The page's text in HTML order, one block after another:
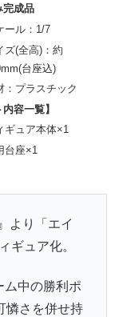
完成品
ール：1/7
ズ(全高)：約
台座込)
：プラスチック
内容一覧】
ギュア本体×1
台座×1
より「エイ
ギュア化。
ム中の勝利ポ
憐さを併せ持